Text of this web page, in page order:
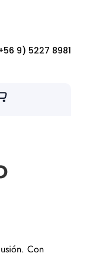
9) 5227 8981
Con